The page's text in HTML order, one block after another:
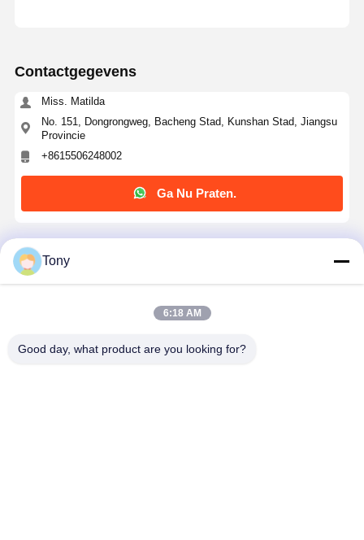
Contactgegevens
Miss. Matilda
No. 151, Dongrongweg, Bacheng Stad, Kunshan Stad, Jiangsu
Provincie
+8615506248002
Ga Nu Praten.
Krijg De Beste Prijs Voor
tape met een dikte van 50 μm voor PCB-
bescherming
Tony
6:18 AM
Good day, what product are you looking for?